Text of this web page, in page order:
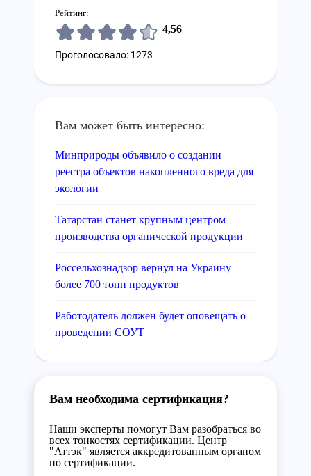
Рейтинг:
4,56
Проголосовало: 1273
Вам может быть интересно:
Минприроды объявило о создании
реестра объектов накопленного вреда для
экологии
Татарстан станет крупным центром
производства органической продукции
Россельхознадзор вернул на Украину
более 700 тонн продуктов
Работодатель должен будет оповещать о
проведении СОУТ
Вам необходима сертификация?
Наши эксперты помогут Вам разобраться во
всех тонкостях сертификации. Центр
"Аттэк" является аккредитованным органом
по сертификации.